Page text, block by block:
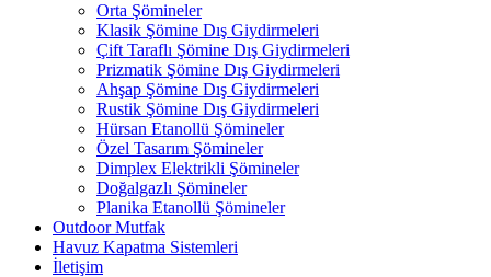
Orta Şömineler
Klasik Şömine Dış Giydirmeleri
Çift Taraflı Şömine Dış Giydirmeleri
Prizmatik Şömine Dış Giydirmeleri
Ahşap Şömine Dış Giydirmeleri
Rustik Şömine Dış Giydirmeleri
Hürsan Etanollü Şömineler
Özel Tasarım Şömineler
Dimplex Elektrikli Şömineler
Doğalgazlı Şömineler
Planika Etanollü Şömineler
Outdoor Mutfak
Havuz Kapatma Sistemleri
İletişim